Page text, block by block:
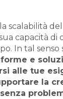
scalabilità
capacità di
In tal senso
e
alle tue
la